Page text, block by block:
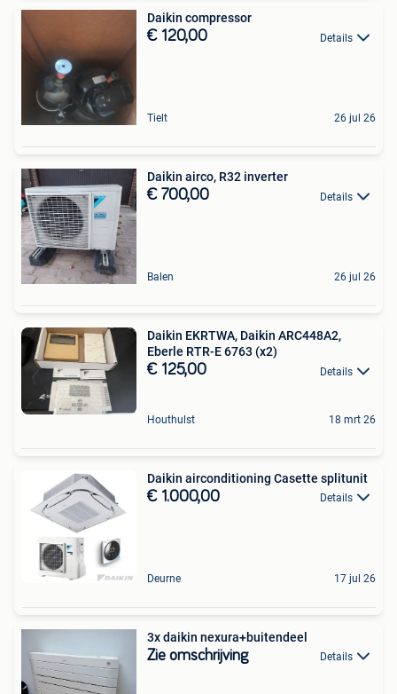
Daikin compressor
€ 120,00 Details
Tielt 26 jul 26
Daikin airco, R32 inverter
€ 700,00 Details
Balen 26 jul 26
Daikin EKRTWA, Daikin ARC448A2,
Eberle RTR-E 6763 (x2)
€ 125,00 Details
Houthulst 18 mrt 26
Daikin airconditioning Casette splitunit
€ 1.000,00 Details
Deurne 17 jul 26
3x daikin nexura+buitendeel
Zie omschrijving Details